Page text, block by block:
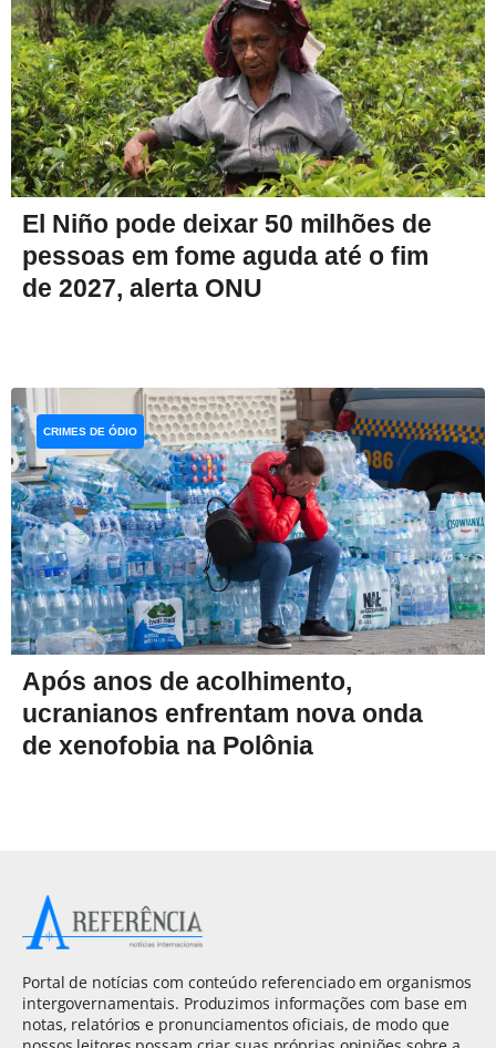
El Niño pode deixar 50 milhões de
pessoas em fome aguda até o fim
de 2027, alerta ONU
Após anos de acolhimento,
ucranianos enfrentam nova onda
de xenofobia na Polônia
CRIMES DE ÓDIO
Portal de notícias com conteúdo referenciado em organismos
intergovernamentais. Produzimos informações com base em
notas, relatórios e pronunciamentos oficiais, de modo que